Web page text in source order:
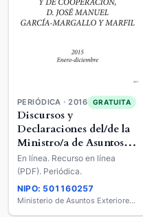
PERIÓDICA · 2016 GRATUITA
Discursos y
Declaraciones del/de la
Ministro/a de Asuntos
Exteriores y de
Cooperación
En línea. Recurso en línea
(PDF). Periódica.
NIPO: 501160257
Ministerio de Asuntos Exteriores y de Cooperación